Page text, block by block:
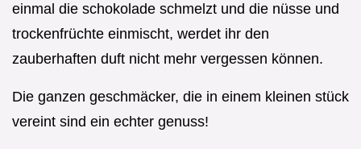
einmal die schokolade schmelzt und die nüsse und
trockenfrüchte einmischt, werdet ihr den
zauberhaften duft nicht mehr vergessen können.
Die ganzen geschmäcker, die in einem kleinen stück
vereint sind ein echter genuss!